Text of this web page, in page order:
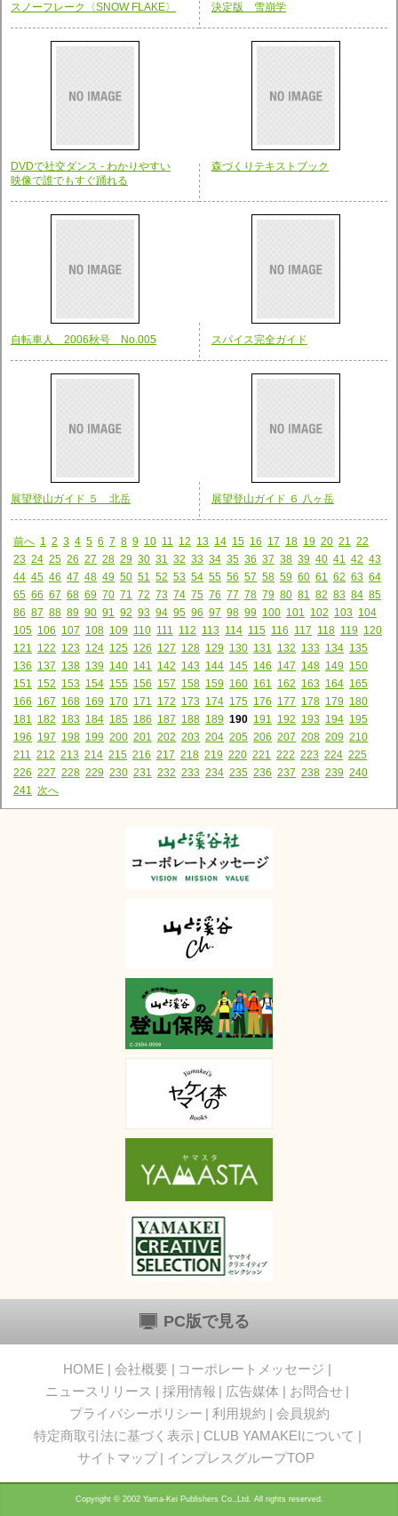
スノーフレーク〈SNOW FLAKE〉 決定版 雪崩学
DVDで社交ダンス - わかりやすい
映像で誰でもすぐ踊れる
森づくりテキストブック
自転車人 2006秋号 No.005 スパイス完全ガイド
展望登山ガイド ５ 北岳 展望登山ガイド ６ 八ヶ岳
前へ 1 2 3 4 5 6 7 8 9 10 11 12 13 14 15 16 17 18 19 20 21
22
23 24 25 26 27 28 29 30 31 32 33 34 35 36 37 38 39 40 41 42 43
44 45 46 47 48 49 50 51 52 53 54 55 56 57 58 59 60 61 62 63 64
65 66 67 68 69 70 71 72 73 74 75 76 77 78 79 80 81 82 83 84 85
86 87 88 89 90 91 92 93 94 95 96 97 98 99 100 101 102 103 104
105 106 107 108 109 110 111 112 113 114 115 116 117 118 119 120
121
122 123 124 125 126 127 128 129 130 131 132 133 134 135
136 137 138 139 140 141 142 143 144 145 146 147 148 149 150
151
152 153 154 155 156 157 158 159 160 161 162 163 164 165
166 167 168 169 170 171 172 173 174 175 176 177 178 179 180
181
182 183 184 185 186 187 188 189 190 191 192 193 194 195
196 197 198 199 200 201 202 203 204 205 206 207 208 209 210
211
212 213 214 215 216 217 218 219 220 221 222 223 224 225
226 227 228 229 230 231 232 233 234 235 236 237 238 239 240
241
次へ
PC版で見る
HOME 会社概要
コーポレートメッセージ
ニュースリリース
採用情報 広告媒体
お問合せ
プライバシーポリシー
利用規約
会員規約
特定商取引法に基づく表示
CLUB YAMAKEIについて
サイトマップ
インプレスグループTOP
Copyright © 2002 Yama-Kei Publishers Co.,Ltd. All rights reserved.